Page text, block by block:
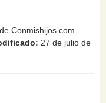
de Conmishijos.com
27 de julio de